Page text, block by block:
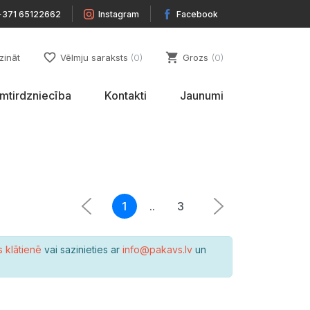
65122662 Instagram Facebook
favorite_border Vēlmju saraksts 0 shopping_cart Grozs 0
Kontakti Jaunumi
1 .. 3
klātienē vai sazinieties ar info@pakavs.lv un